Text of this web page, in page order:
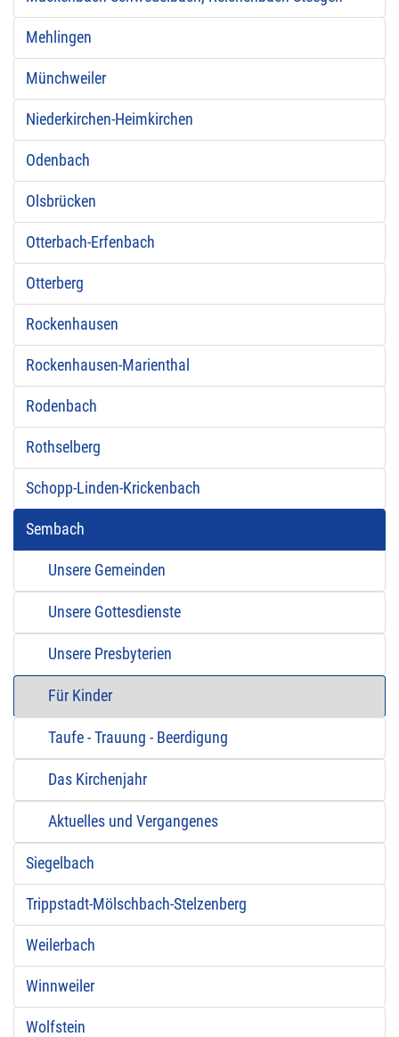
Mehlingen
Münchweiler
Niederkirchen-Heimkirchen
Odenbach
Olsbrücken
Otterbach-Erfenbach
Otterberg
Rockenhausen
Rockenhausen-Marienthal
Rodenbach
Rothselberg
Schopp-Linden-Krickenbach
Sembach
Unsere Gemeinden
Unsere Gottesdienste
Unsere Presbyterien
Für Kinder
Taufe - Trauung - Beerdigung
Das Kirchenjahr
Aktuelles und Vergangenes
Siegelbach
Trippstadt-Mölschbach-Stelzenberg
Weilerbach
Winnweiler
Wolfstein